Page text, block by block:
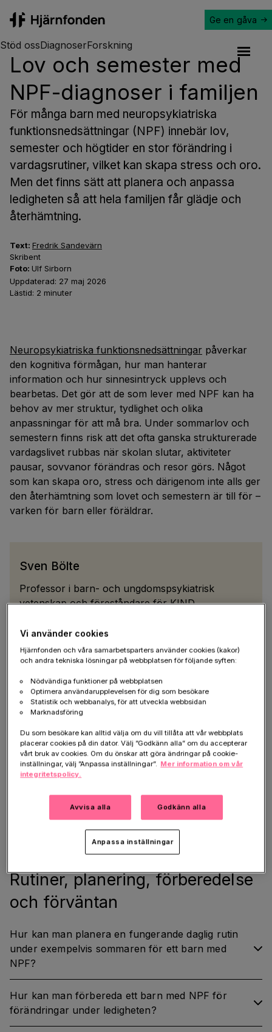
Ge en gåva
Stöd ossDiagnoserForskning
Text: Fredrik Sandevärn
Skribent
Foto: Ulf Sirborn
Uppdaterad: 27 maj 2026
Lästid: 2 minuter
Lov och semester med
NPF-diagnoser i familjen
För många barn med neuropsykiatriska
funktionsnedsättningar (NPF) innebär lov,
semester och högtider en stor förändring i
vardagsrutiner, vilket kan skapa stress och oro.
Men det finns sätt att planera och anpassa
ledigheten så att hela familjen får glädje och
återhämtning.
Neuropsykiatriska funktionsnedsättningar påverkar
den kognitiva förmågan, hur man hanterar
information och hur sinnesintryck upplevs och
bearbetas. Det gör att de som lever med NPF kan ha
behov av mer struktur, tydlighet och olika
anpassningar för att må bra. Under sommarlov och
semestern finns risk att det ofta ganska strukturerade
vardagslivet rubbas när skolan slutar, aktiviteter
pausar, sovvanor förändras och resor görs. Något
som kan skapa oro, stress och därigenom inte alls ger
den återhämtning som lovet och semestern är till för –
varken för barn eller föräldrar.
Sven Bölte
Professor i barn- och ungdoms­psykiatrisk
vetenskap och föreståndare för KIND.
Sven Bölte, professor i barn- och ungdoms­psykiatrisk
vetenskap och föreståndare förKIND , Center of
Neurodevelopmental Disorders på Karolinska
Institutet, har besvarat tolv vanliga frågor som NPF-
föräldrar har, för att ge råd och ökade möjligheter för
specifika förutsättningar.
Notera: Det finns inte några generella svar för NPF i
stort, utan dessa kan variera och bero på individuella
omständigheter. Saker som fungerar för barn med
adhd kan stämma dåligt vid autism och tvärt om. Man
behöver därför alltid utgå från sitt barns egna
Rutiner, planering, förberedelse
och förväntan
Hur kan man planera en fungerande daglig rutin
under exempelvis sommaren för ett barn med
NPF?
Hur kan man förbereda ett barn med NPF för
förändringar under ledigheten?
Vi använder cookies
Hjärnfonden och våra samarbetsparters använder cookies (kakor)
och andra tekniska lösningar på webbplatsen för följande syften:
Nödvändiga funktioner på webbplatsen
Optimera användarupplevelsen för dig som besökare
Statistik och webbanalys, för att utveckla webbsidan
Marknadsföring
Du som besökare kan alltid välja om du vill tillåta att vår webbplats
placerar cookies på din dator. Välj ”Godkänn alla” om du accepterar
vårt bruk av cookies. Om du önskar att göra ändringar på cookie-
inställningar, välj ”Anpassa inställningar”. Mer information om vår
integritetspolicy.
Avvisa alla Godkänn alla
Anpassa inställningar